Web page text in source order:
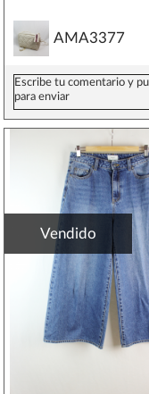
AMA3377
Vendido